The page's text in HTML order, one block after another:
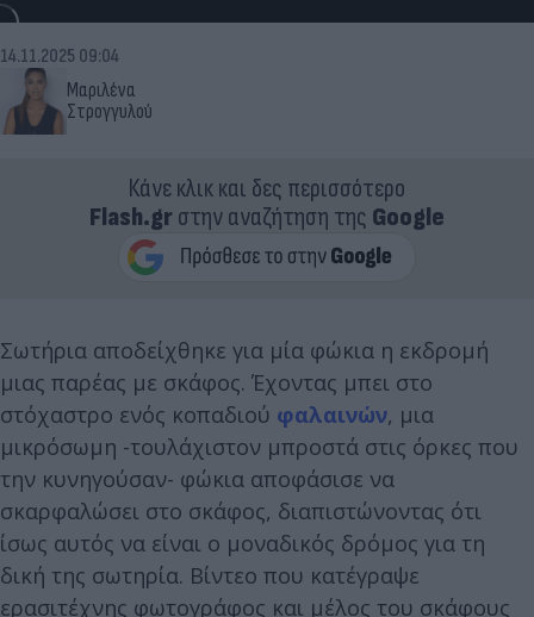
Μαριλένα
Στρογγυλού
14.11.2025 09:04
Κάνε κλικ και δες περισσότερο
Flash.grστην αναζήτηση της Google
Σωτήρια αποδείχθηκε για μία φώκια η εκδρομή
μιας παρέας με σκάφος. Έχοντας μπει στο
στόχαστρο ενός κοπαδιού φαλαινών, μια
μικρόσωμη -τουλάχιστον μπροστά στις όρκες που
την κυνηγούσαν- φώκια αποφάσισε να
σκαρφαλώσει στο σκάφος, διαπιστώνοντας ότι
ίσως αυτός να είναι ο μοναδικός δρόμος για τη
δική της σωτηρία. Βίντεο που κατέγραψε
ερασιτέχνης φωτογράφος και μέλος του σκάφους